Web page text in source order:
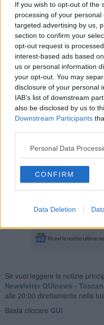
If you wish to opt-out of the
processing of your
targeted advertising by us,
section to confirm your
opt-out request is
interest-based ads based
us or personal information
your opt-out. You may
disclosure of your personal
IAB’s list of downstream
also be disclosed by us to
Downstream Participants
Personal Data
CONFIRM
Data Deletion
concettuali. E per i ragazzi
apprendimento ci sono le
Al momento sono coinvolte le
totale di 224 ragazzi. Ognuno
scuola semplicemente
“La scuola deve parlare lo
digitali, e a Sesto Fiorentino
trasformazione tecnologica –
famiglie che sono il primo
nostri ragazzi”.
Alla presentazione della
l’assessore all'educazione
Anna Bergamo, la dirigente
vicepresidePierpaolo Infante.
Se vuoi leggere le notizie
Newsletter QUInews -
alle 20:00 direttamente nella
Basta cliccare QUI